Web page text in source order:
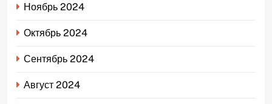
Ноябрь 2024
Октябрь 2024
Сентябрь 2024
Август 2024